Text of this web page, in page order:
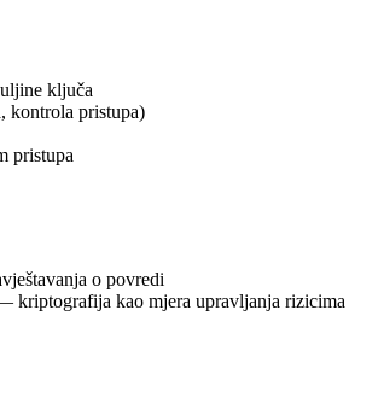
ključa
kontrola pristupa)
pristupa
o povredi
kriptografija kao mjera upravljanja rizicima